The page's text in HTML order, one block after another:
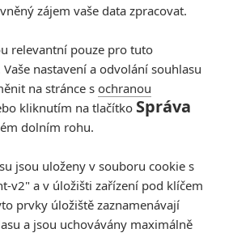
Recenze: Zcela výjimečná Gerta
Schnirch nebarví hnus českých dějin
Recenze: Záhada strašidelného
zámku úroveň štědrovečerních
pohádek nepozvedla
zájem vaše data zpracovat.
relevantní pouze pro tuto
nastavení a odvolání souhlasu
na stránce s ochranou
kliknutím na tlačítko Správa
dolním rohu.
jsou uloženy v souboru cookie s
v2" a v úložišti zařízení pod klíčem
prvky úložiště zaznamenávají
a jsou uchovávány maximálně